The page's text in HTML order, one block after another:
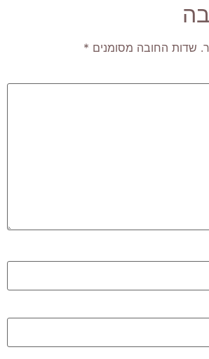
שדות החובה מסומנים *